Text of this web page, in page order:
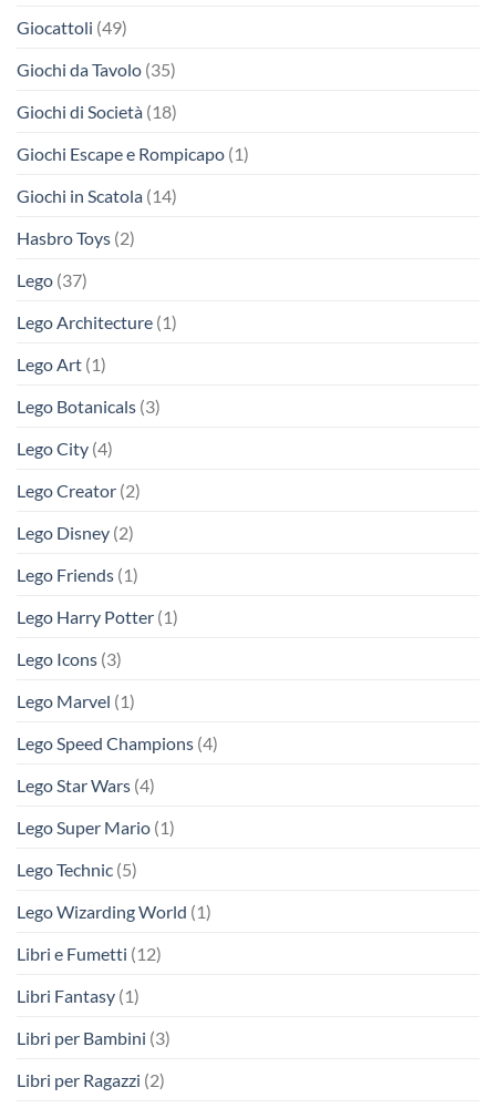
Giocattoli (49)
Giochi da Tavolo (35)
Giochi di Società (18)
Giochi Escape e Rompicapo (1)
Giochi in Scatola (14)
Hasbro Toys (2)
Lego (37)
Lego Architecture (1)
Lego Art (1)
Lego Botanicals (3)
Lego City (4)
Lego Creator (2)
Lego Disney (2)
Lego Friends (1)
Lego Harry Potter (1)
Lego Icons (3)
Lego Marvel (1)
Lego Speed Champions (4)
Lego Star Wars (4)
Lego Super Mario (1)
Lego Technic (5)
Lego Wizarding World (1)
Libri e Fumetti (12)
Libri Fantasy (1)
Libri per Bambini (3)
Libri per Ragazzi (2)